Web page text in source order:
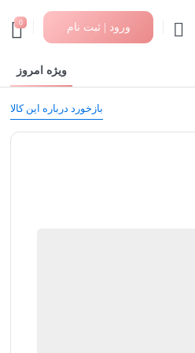
ورود | ثبت نام 0
ویژه امروز
بازخورد درباره این کالا